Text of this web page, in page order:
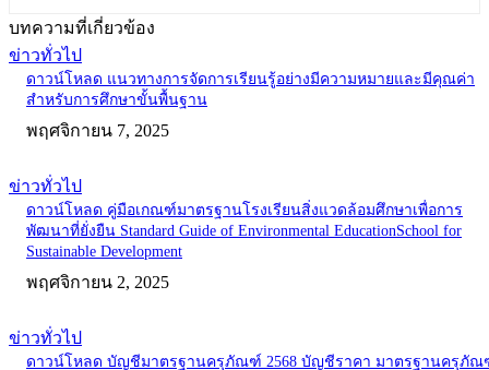
บทความที่เกี่ยวข้อง
ข่าวทั่วไป
ดาวน์โหลด แนวทางการจัดการเรียนรู้อย่างมีความหมายและมีคุณค่า
สำหรับการศึกษาขั้นพื้นฐาน
พฤศจิกายน 7, 2025
ข่าวทั่วไป
ดาวน์โหลด คู่มือเกณฑ์มาตรฐานโรงเรียนสิ่งแวดล้อมศึกษาเพื่อการ
พัฒนาที่ยั่งยืน Standard Guide of Environmental EducationSchool for
Sustainable Development
พฤศจิกายน 2, 2025
ข่าวทั่วไป
ดาวน์โหลด บัญชีมาตรฐานครุภัณฑ์ 2568 บัญชีราคา มาตรฐานครุภั